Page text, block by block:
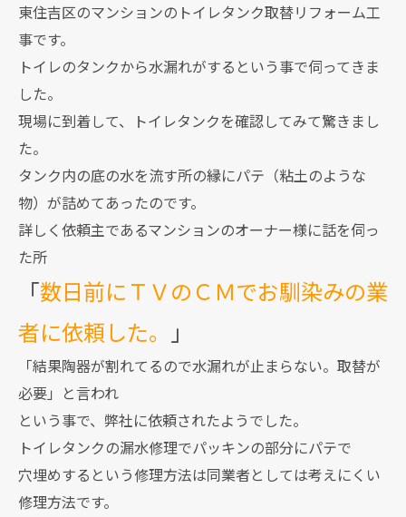
東住吉区のマンションのトイレタンク取替リフォーム工
事です。
トイレのタンクから水漏れがするという事で伺ってきま
した。
現場に到着して、トイレタンクを確認してみて驚きまし
た。
タンク内の底の水を流す所の縁にパテ（粘土のような
物）が詰めてあったのです。
詳しく依頼主であるマンションのオーナー様に話を伺っ
た所
「数日前にＴＶのＣＭでお馴染みの業
者に依頼した。
」
「結果陶器が割れてるので水漏れが止まらない。取替が
必要」と言われ
という事で、弊社に依頼されたようでした。
トイレタンクの漏水修理でパッキンの部分にパテで
穴埋めするという修理方法は同業者としては考えにくい
修理方法です。